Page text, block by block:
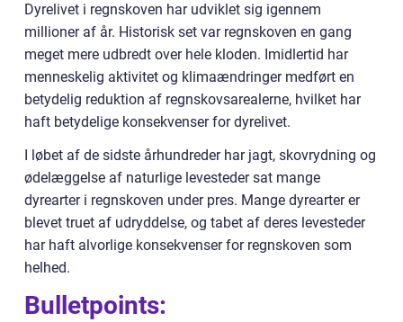
Dyrelivet i regnskoven har udviklet sig igennem
millioner af år. Historisk set var regnskoven en gang
meget mere udbredt over hele kloden. Imidlertid har
menneskelig aktivitet og klimaændringer medført en
betydelig reduktion af regnskovsarealerne, hvilket har
haft betydelige konsekvenser for dyrelivet.
I løbet af de sidste århundreder har jagt, skovrydning og
ødelæggelse af naturlige levesteder sat mange
dyrearter i regnskoven under pres. Mange dyrearter er
blevet truet af udryddelse, og tabet af deres levesteder
har haft alvorlige konsekvenser for regnskoven som
helhed.
Bulletpoints: